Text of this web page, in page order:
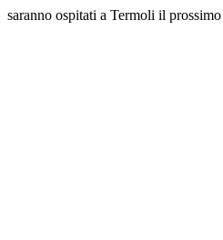
saranno ospitati a Termoli il